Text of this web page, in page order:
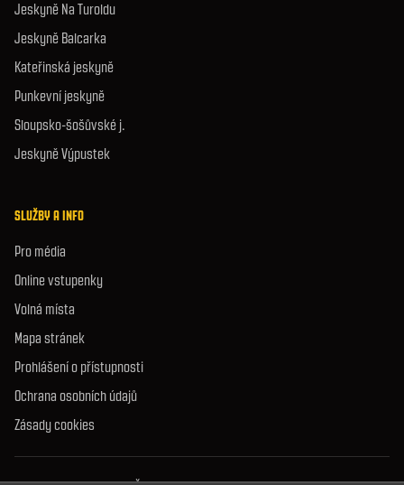
Jeskyně Na Turoldu
Jeskyně Balcarka
Kateřinská jeskyně
Punkevní jeskyně
Sloupsko-šošůvské j.
Jeskyně Výpustek
SLUŽBY A INFO
Pro média
Online vstupenky
Volná místa
Mapa stránek
Prohlášení o přístupnosti
Ochrana osobních údajů
Zásady cookies